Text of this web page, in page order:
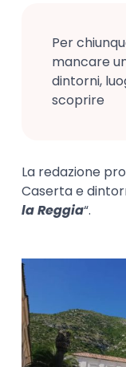
Per
mancare
dintorni,
scoprire
La redazione
Caserta e
la Reggia“.